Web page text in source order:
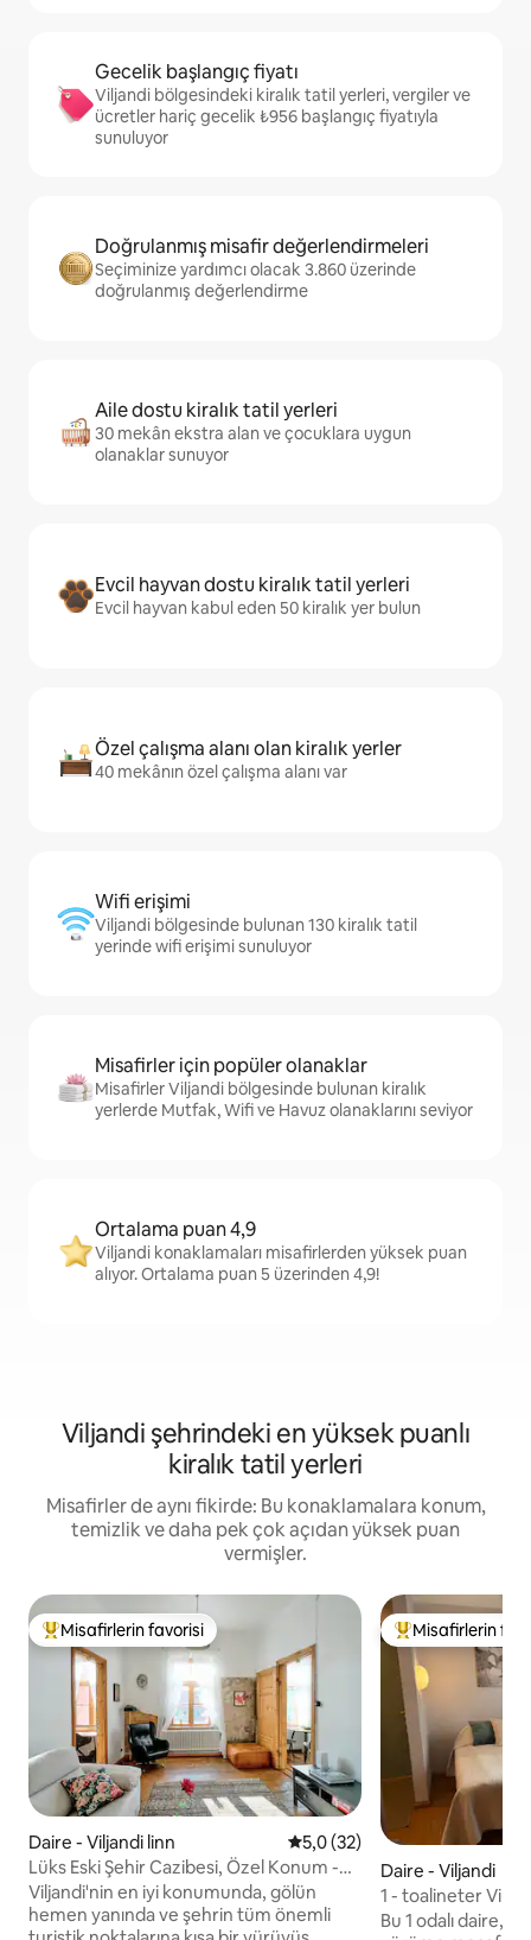
Gecelik başlangıç fiyatı
Viljandi bölgesindeki kiralık tatil yerleri, vergiler ve
ücretler hariç gecelik ₺956 başlangıç fiyatıyla
sunuluyor
Doğrulanmış misafir değerlendirmeleri
Seçiminize yardımcı olacak 3.860 üzerinde
doğrulanmış değerlendirme
Aile dostu kiralık tatil yerleri
30 mekân ekstra alan ve çocuklara uygun
olanaklar sunuyor
Evcil hayvan dostu kiralık tatil yerleri
Evcil hayvan kabul eden 50 kiralık yer bulun
Özel çalışma alanı olan kiralık yerler
40 mekânın özel çalışma alanı var
Wifi erişimi
Viljandi bölgesinde bulunan 130 kiralık tatil
yerinde wifi erişimi sunuluyor
Misafirler için popüler olanaklar
Misafirler Viljandi bölgesinde bulunan kiralık
yerlerde Mutfak, Wifi ve Havuz olanaklarını seviyor
Ortalama puan 4,9
Viljandi konaklamaları misafirlerden yüksek puan
alıyor. Ortalama puan 5 üzerinden 4,9!
Viljandi şehrindeki en yüksek puanlı
kiralık tatil yerleri
Misafirler de aynı fikirde: Bu konaklamalara konum,
temizlik ve daha pek çok açıdan yüksek puan
vermişler.
Misafirlerin favorilerinden en beğenilenler arasında
Misafirlerin favorisi
Daire - Viljandi linn 5 üzerinden ortalama 5,0
5,0 (32)
Lüks Eski Şehir Cazibesi, Özel Konum -
Lutsu Daire
Viljandi'nin en iyi konumunda, gölün
hemen yanında ve şehrin tüm önemli
Misafirlerin
Misafirlerin
Daire - Viljandi
1 - toalineter
Bu 1 odalı daire,